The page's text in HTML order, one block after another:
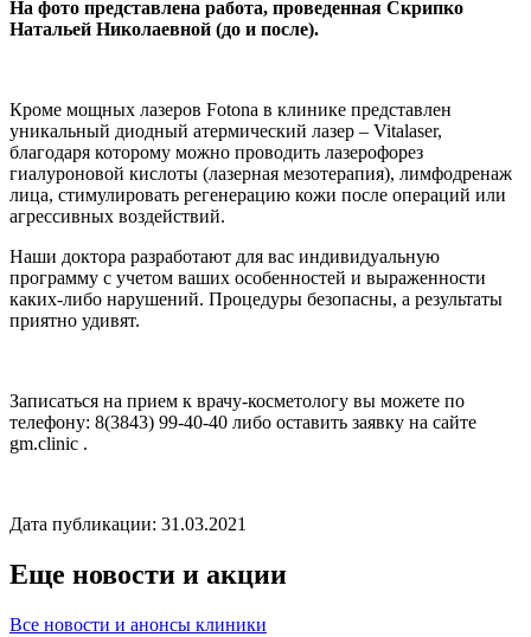
На фото представлена работа, проведенная Скрипко
Натальей Николаевной (до и после).
Кроме мощных лазеров Fotona в клинике представлен
уникальный диодный атермический лазер – Vitalaser,
благодаря которому можно проводить лазерофорез
гиалуроновой кислоты (лазерная мезотерапия), лимфодренаж
лица, стимулировать регенерацию кожи после операций или
агрессивных воздействий.
Наши доктора разработают для вас индивидуальную
программу с учетом ваших особенностей и выраженности
каких-либо нарушений. Процедуры безопасны, а результаты
приятно удивят.
Записаться на прием к врачу-косметологу вы можете по
телефону: 8(3843) 99-40-40 либо оставить заявку на сайте
gm.clinic .
Дата публикации: 31.03.2021
Еще новости и акции
Все новости и анонсы клиники